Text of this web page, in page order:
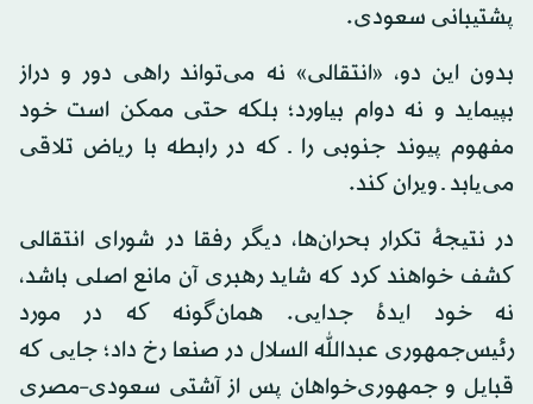
پشتیبانی سعودی.
بدون این دو، «انتقالی» نه می‌تواند راهی دور و دراز
بپیماید و نه دوام بیاورد؛ بلکه حتی ممکن است خود
مفهوم پیوند جنوبی را ـ که در رابطه با ریاض تلاقی
می‌یابد ـ ویران کند.
در نتیجهٔ تکرار بحران‌ها، دیگر رفقا در شورای انتقالی
کشف خواهند کرد که شاید رهبری آن مانع اصلی باشد،
نه خود ایدهٔ جدایی. همان‌گونه که در مورد
رئیس‌جمهوری عبدالله السلال در صنعا رخ داد؛ جایی که
قبایل و جمهوری‌خواهان پس از آشتی سعودی–مصری